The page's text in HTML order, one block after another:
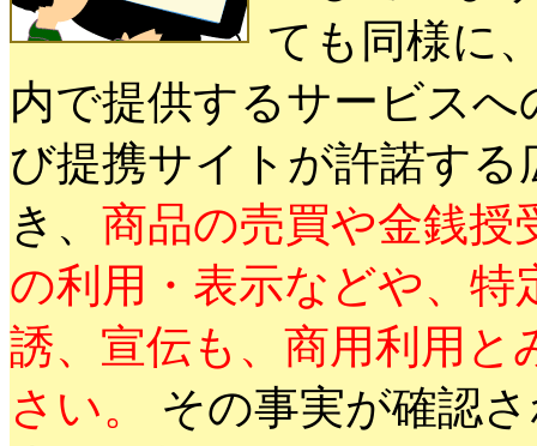
ても同様に
内で提供するサービス
び提携サイトが許諾す
き、 商品の売買や金銭授
の利用・表示などや、
誘、宣伝も、商用利用
さい。
その事実が確認